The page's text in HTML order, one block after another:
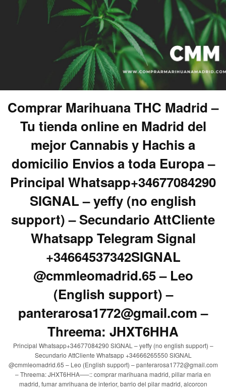
Comprar Marihuana THC Madrid –
Tu tienda online en Madrid del
mejor Cannabis y Hachis a
domicilio Envios a toda Europa –
Principal Whatsapp+34677084290
SIGNAL – yeffy (no english
support) – Secundario AttCliente
Whatsapp Telegram Signal
+34664537342SIGNAL
@cmmleomadrid.65 – Leo
(English support) –
panterarosa1772@gmail.com –
Threema: JHXT6HHA
Principal Whatsapp+34677084290 SIGNAL – yeffy (no english support) –
Secundario AttCliente Whatsapp +34666265550 SIGNAL
@cmmleomadrid.65 – Leo (English support) – panterarosa1772@gmail.com
– Threema: JHXT6HHA—–:: comprar marihuana madrid, pillar maria en
madrid, fumar amrihuana de interior, barrio del pilar madrid, alcorcon